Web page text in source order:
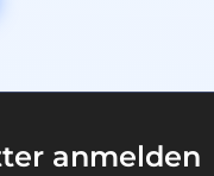
anmelden